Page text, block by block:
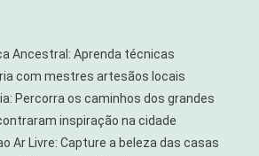
Ancestral: Aprenda técnicas
com mestres artesãos locais
Percorra os caminhos dos grandes
inspiração na cidade
Ar Livre: Capture a beleza das casas